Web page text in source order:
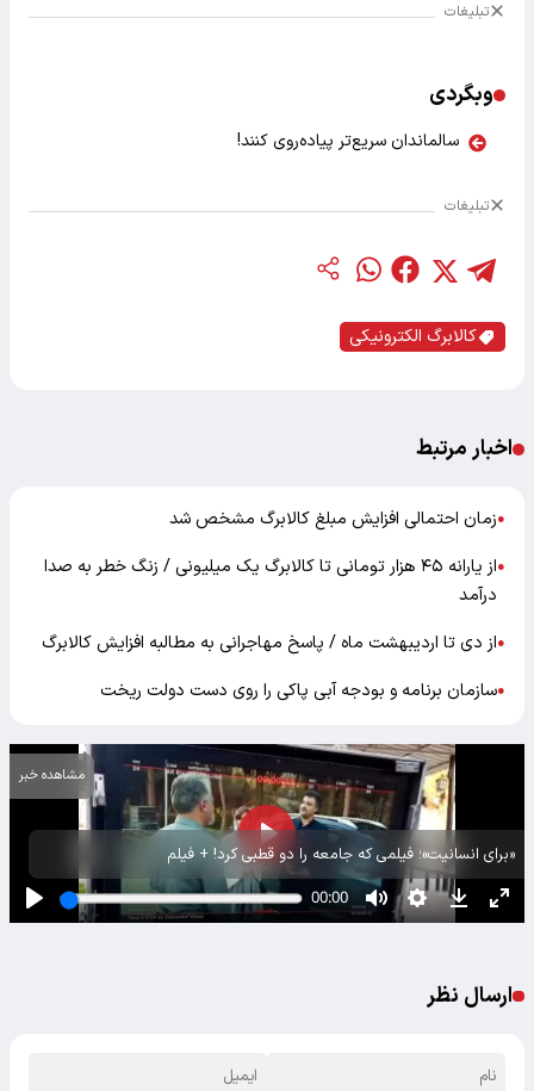
تبلیغات
وبگردی
سالماندان سریع‌تر پیاده‌روی کنند!
تبلیغات
کالابرگ الکترونیکی
اخبار مرتبط
●زمان احتمالی افزایش مبلغ کالابرگ مشخص شد
●
از یارانه ۴۵ هزار تومانی تا کالابرگ یک میلیونی / زنگ‌ خطر به صدا
درآمد
●از دی تا اردیبهشت ماه / پاسخ مهاجرانی به مطالبه افزایش کالابرگ
●سازمان برنامه و بودجه آبی پاکی را روی دست دولت ریخت
«برای انسانیت»؛ فیلمی که جامعه را دو قطبی کرد! + فیلم
مشاهده خبر
ارسال نظر